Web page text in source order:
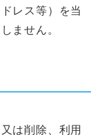
レス等）を当
ません。
は削除、利用